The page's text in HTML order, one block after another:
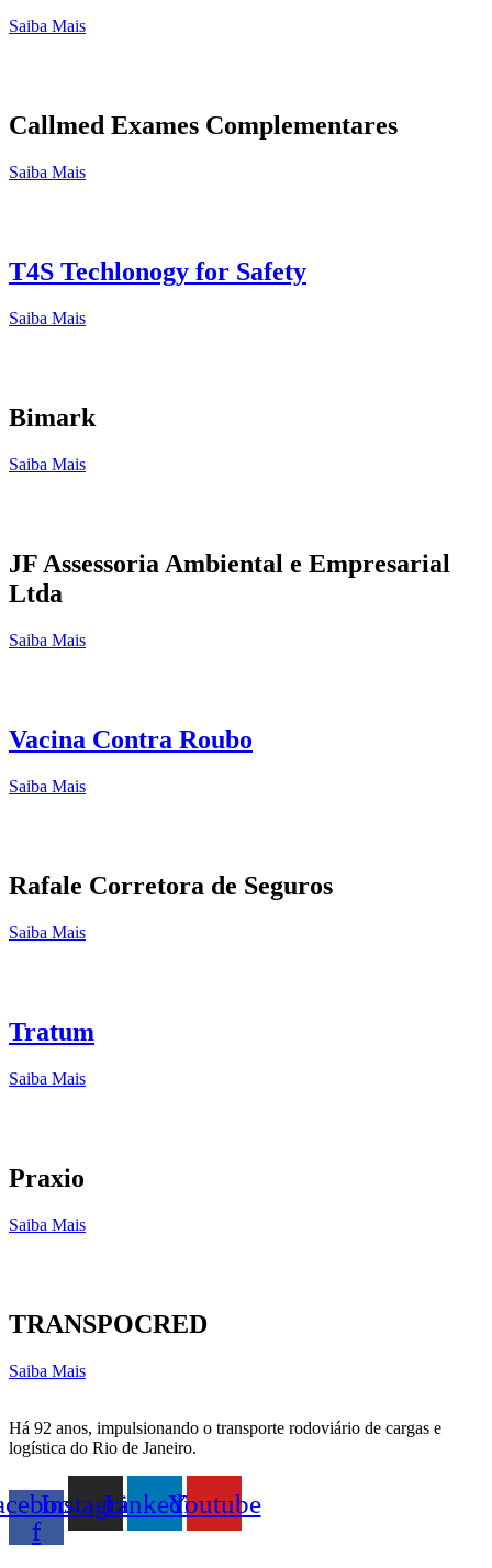
Saiba Mais
Callmed Exames Complementares
Saiba Mais
T4S Techlonogy for Safety
Saiba Mais
Bimark
Saiba Mais
JF Assessoria Ambiental e Empresarial
Ltda
Saiba Mais
Vacina Contra Roubo
Saiba Mais
Rafale Corretora de Seguros
Saiba Mais
Tratum
Saiba Mais
Praxio
Saiba Mais
TRANSPOCRED
Saiba Mais
Há 92 anos, impulsionando o transporte rodoviário de cargas e
logística do Rio de Janeiro.
f
InstagramLinkedinYoutube